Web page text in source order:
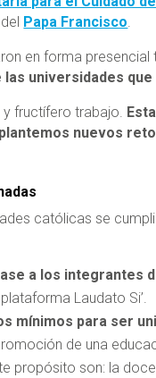
del Papa Francisco.
en forma presencial
universidades
y fructífero trabajo.
nuevos
católicas se
a los integrantes
Laudato Si’.
mínimos para ser
de una
propósito son: la